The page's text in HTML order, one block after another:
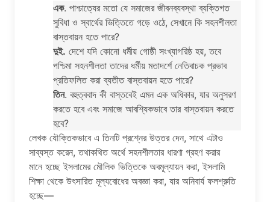
এক. পাশ্চাত্যের মতো যে সমাজের জীবনব্যবস্থা ব্যক্তিগত
সুবিধা ও স্বার্থের ভিত্তিতে গড়ে ওঠে, সেখানে কি সহনশীলতা
বাস্তবায়ন হতে পারে?
দুই. দেশে যদি কোনো ধর্মীয় গোষ্ঠী সংখ্যাগরিষ্ঠ হয়, তবে
পশ্চিমা সহনশীলতা তাদের ধর্মীয় মতাদর্শে নেতিবাচক প্রভাব
প্রতিফলিত করা ব্যতীত বাস্তবায়ন হতে পারে?
তিন. বহুত্ববাদ কী বাস্তবেই এমন এক অধিকার, যার অনুসরণ
করতে হবে এবং সমাজে আবশ্যিকভাবে তার বাস্তবায়ন করতে
হবে?
লেখক যৌক্তিকভাবে এ তিনটি প্রশ্নের উত্তর দেন, সাথে এটাও
সাব্যস্ত করেন, তথাকথিত অর্থে সহনশীলতার ধারণা গ্রহণ করার
মানে হচ্ছে ইসলামের মৌলিক ভিত্তিকে অবমূল্যায়ন করা, ইসলামি
শিক্ষা থেকে উৎসারিত মূল্যবোধের অবজ্ঞা করা, যার অনিবার্য ফলশ্রুতি
হচ্ছে—